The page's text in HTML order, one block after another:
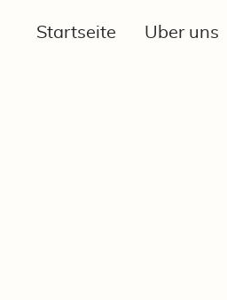
Startseite Über uns